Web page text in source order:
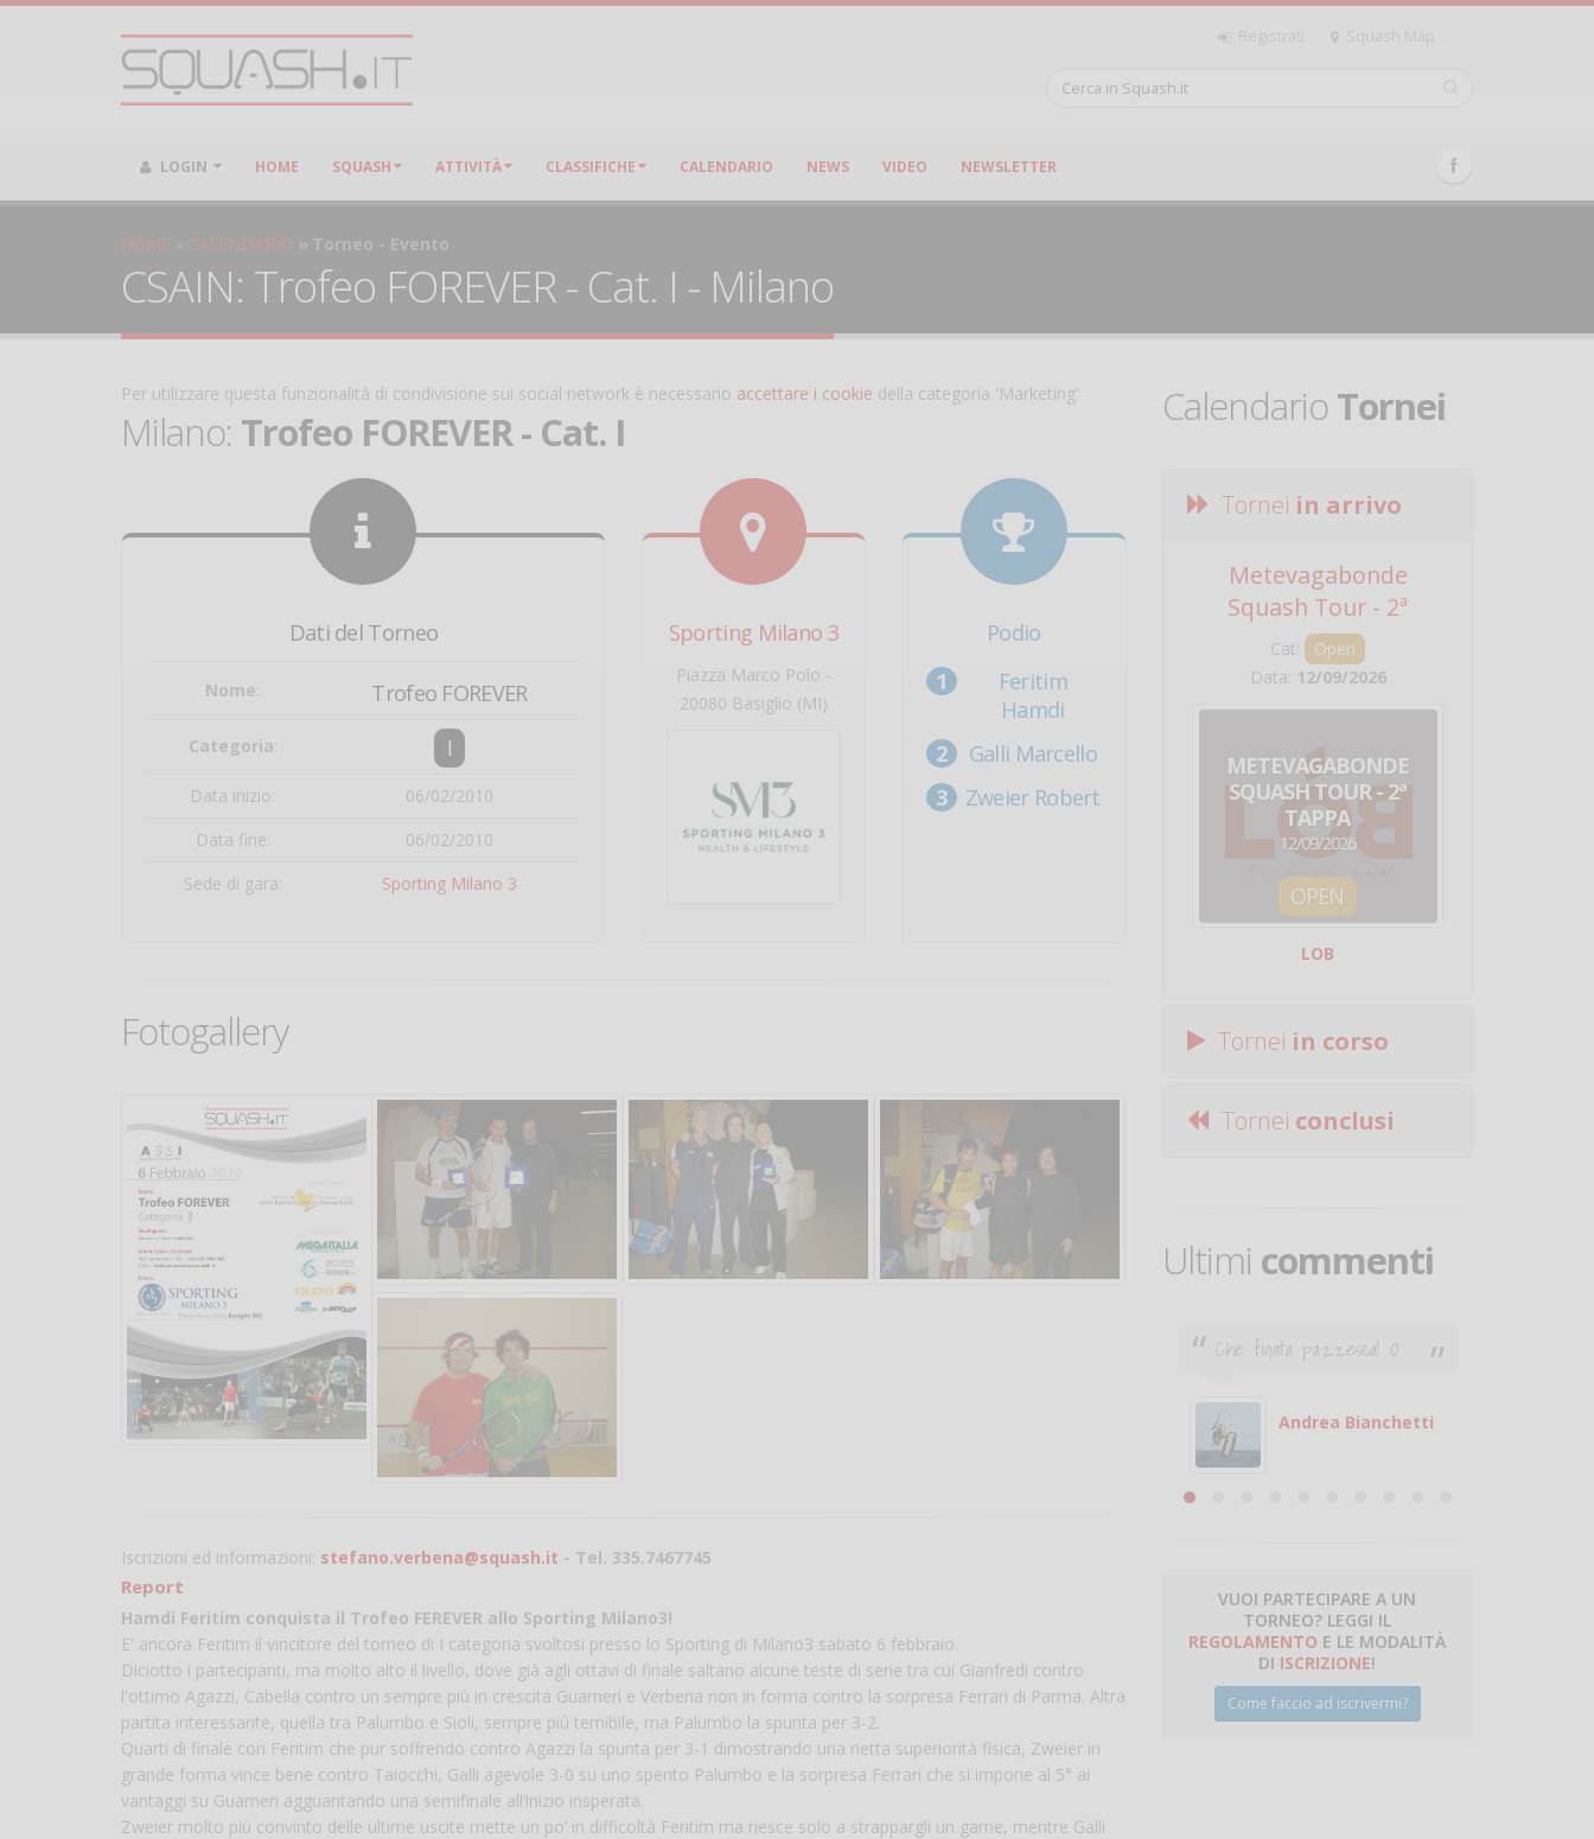
Registrati Squash Map
LOGIN HOME SQUASH ATTIVITÀ CLASSIFICHE CALENDARIO NEWS VIDEO NEWSLETTER
HOME CALENDARIO Torneo - Evento
CSAIN: Trofeo FOREVER - Cat. I - Milano
Per utilizzare questa funzionalità di condivisione sui social network è necessario accettare i cookie della categoria 'Marketing'
Milano: Trofeo FOREVER - Cat. I
Dati del Torneo
Nome: Trofeo FOREVER
Categoria: I
Data inizio:
06/02/2010
Data fine:
06/02/2010
Sede di gara:
Sporting Milano 3
Sporting Milano 3
Piazza Marco Polo -
20080 Basiglio (MI)
Podio
Feritim
Hamdi
Galli Marcello
Zweier Robert
Fotogallery
Iscrizioni ed informazioni: stefano.verbena@squash.it - Tel. 335.7467745
Report
Hamdi Feritim conquista il Trofeo FEREVER allo Sporting Milano3!
E' ancora Feritim il vincitore del torneo di I categoria svoltosi presso lo Sporting di Milano3 sabato 6 febbraio.
Diciotto i partecipanti, ma molto alto il livello, dove già agli ottavi di finale saltano alcune teste di serie tra cui Gianfredi contro
l'ottimo Agazzi, Cabella contro un sempre più in crescita Guarneri e Verbena non in forma contro la sorpresa Ferrari di Parma. Altra
partita interessante, quella tra Palumbo e Sioli, sempre più temibile, ma Palumbo la spunta per 3-2.
Quarti di finale con Feritim che pur soffrendo contro Agazzi la spunta per 3-1 dimostrando una netta superiorità fisica, Zweier in
grande forma vince bene contro Taiocchi, Galli agevole 3-0 su uno spento Palumbo e la sorpresa Ferrari che si impone al 5° ai
vantaggi su Guarneri agguantando una semifinale all’inizio insperata.
Zweier molto più convinto delle ultime uscite mette un po’ in difficoltà Feritim ma riesce solo a strappargli un game, mentre Galli
CalendarioTornei
Tornei in arrivo
Metevagabonde
Squash Tour - 2ª
Tappa
Cat:
Open
Data: 12/09/2026
METEVAGABONDE
SQUASH TOUR - 2ª
TAPPA
12/09/2026
OPEN
LOB
Tornei in corso
Tornei conclusi
Ultimi commenti
Che figata pazzesca! :O
Andrea Bianchetti
VUOI PARTECIPARE A UN
TORNEO? LEGGI IL
REGOLAMENTO E LE MODALITÀ
DI ISCRIZIONE!
Come faccio ad iscrivermi?